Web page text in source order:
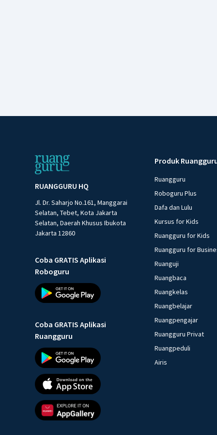
RUANGGURU HQ
Jl. Dr. Saharjo No.161, Manggarai
Selatan, Tebet, Kota Jakarta
Selatan, Daerah Khusus Ibukota
Jakarta 12860
Coba GRATIS Aplikasi
Roboguru
Coba GRATIS Aplikasi
Ruangguru
Produk
Ruangguru
Roboguru Plus
Dafa dan Lulu
Kursus for Kids
Ruangguru for Kids
Ruangguru for
Ruanguji
Ruangbaca
Ruangkelas
Ruangbelajar
Ruangpengajar
Ruangguru Privat
Ruangpeduli
Airis